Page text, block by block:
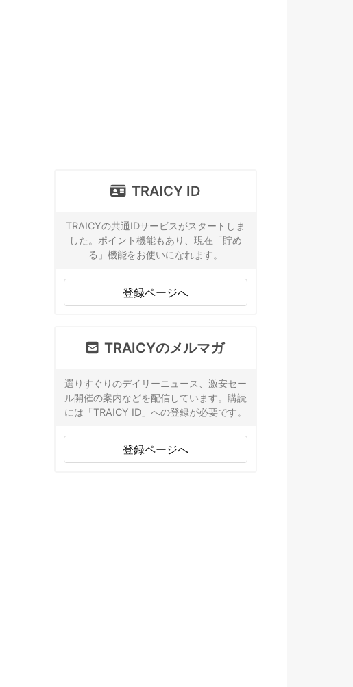
TRAICY ID
TRAICYの共通IDサービスがスタートしま
した。ポイント機能もあり、現在「貯め
る」機能をお使いになれます。
登録ページへ
TRAICYのメルマガ
選りすぐりのデイリーニュース、激安セー
ル開催の案内などを配信しています。購読
には「TRAICY ID」への登録が必要です。
登録ページへ